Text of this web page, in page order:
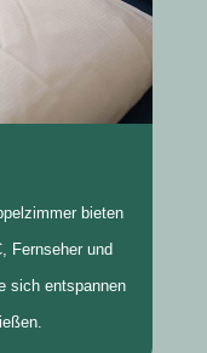
bieten
Fernseher und
sich entspannen